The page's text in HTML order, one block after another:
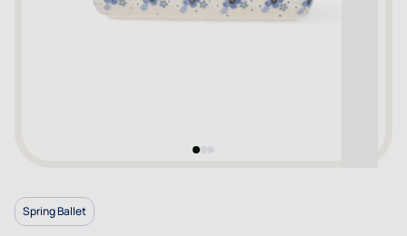
Spring Ballet